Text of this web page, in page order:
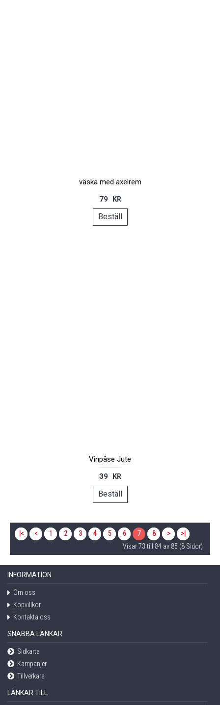
väska med axelrem
79 KR
Beställ
Vinpåse Jute
39 KR
Beställ
|< < 1 2 3 4 5 6 7 8 >
>|
Visar 73 till 84 av 85 (8 Sidor)
INFORMATION
Om oss
Köpvillkor
Kontakta oss
SNABBA LÄNKAR
Sidkarta
Kampanjer
Tillverkare
LÄNKAR TILL